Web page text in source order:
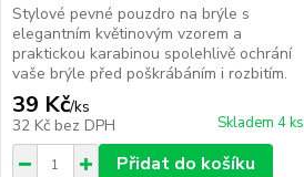
Stylové pevné pouzdro na brýle s
elegantním květinovým vzorem a
praktickou karabinou spolehlivě ochrání
vaše brýle před poškrábáním i rozbitím.
39 Kč/ks
32 Kč bez DPH Skladem 4 ks
Přidat do košíku